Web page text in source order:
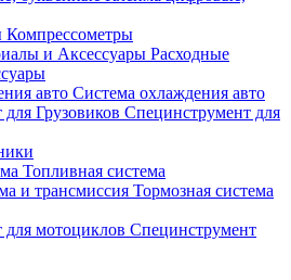
Компрессометры
Расходные
Система охлаждения авто
Специнструмент для
Топливная система
Тормозная система
Специнструмент